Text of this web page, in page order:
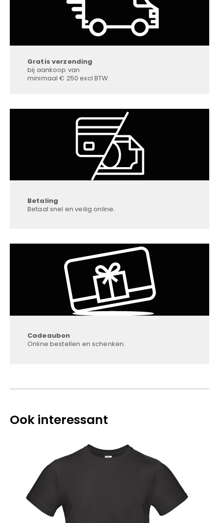
Gratis verzending
bij aankoop van
minimaal € 250 excl BTW.
Betaling
Betaal snel en veilig online.
Cadeaubon
Online bestellen en schenken.
Ook interessant